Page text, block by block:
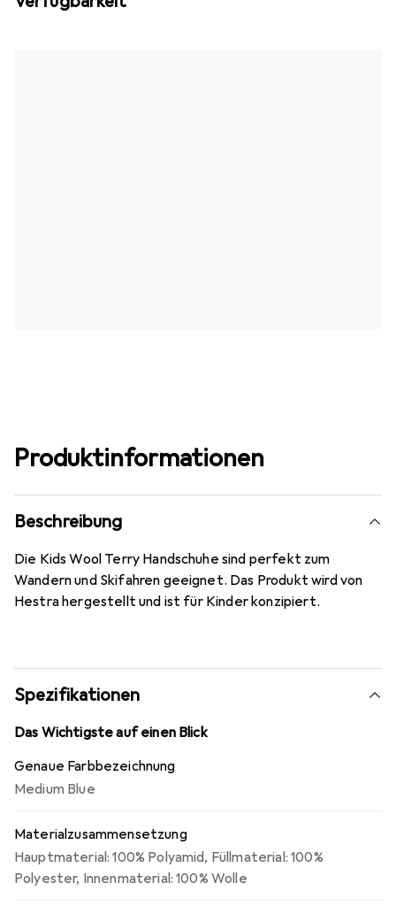
Produktinformationen
Beschreibung
Die Kids Wool Terry Handschuhe sind perfekt zum
Wandern und Skifahren geeignet. Das Produkt wird von
Hestra hergestellt und ist für Kinder konzipiert.
Spezifikationen
Das Wichtigste auf einen Blick
Genaue Farbbezeichnung
Medium Blue
Materialzusammensetzung
Hauptmaterial: 100% Polyamid, Füllmaterial: 100%
Polyester, Innenmaterial: 100% Wolle